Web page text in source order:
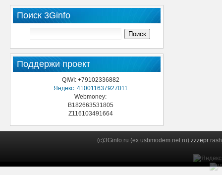
Поиск 3Ginfo
Поддержи проект
QIWI: +79102336882
Яндекс: 410011637927011
Webmoney:
B182663531805
Z116103491664
(c)3Ginfo.ru (ex usbmodem.net.ru) zzzepr